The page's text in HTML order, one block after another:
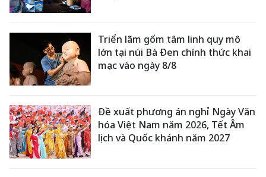
Triển lãm gốm tâm linh quy mô
lớn tại núi Bà Đen chính thức khai
mạc vào ngày 8/8
Đề xuất phương án nghỉ Ngày Văn
hóa Việt Nam năm 2026, Tết Âm
lịch và Quốc khánh năm 2027